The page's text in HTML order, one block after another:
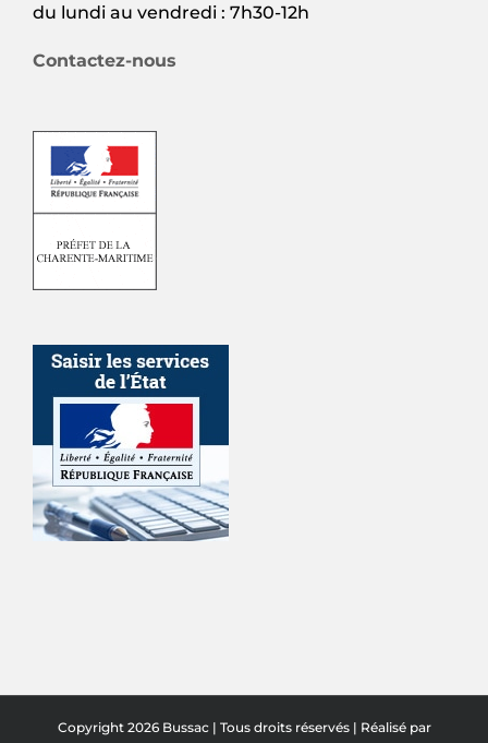
du lundi au vendredi : 7h30-12h
Contactez-nous
Copyright 2026 Bussac | Tous droits réservés | Réalisé par